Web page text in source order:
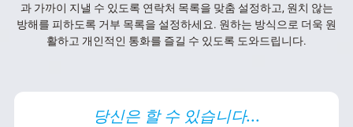
과 가까이 지낼 수 있도록 연락처 목록을 맞춤 설정하고, 원치 않는
방해를 피하도록 거부 목록을 설정하세요. 원하는 방식으로 더욱 원
활하고 개인적인 통화를 즐길 수 있도록 도와드립니다.
당신은 할 수 있습니다...